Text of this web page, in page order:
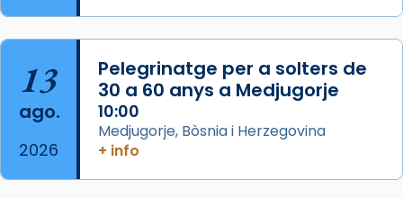
... Ver más
View on Facebook · Share
13
ago.
2026
Pelegrinatge per a solters de
30 a 60 anys a Medjugorje
10:00
Medjugorje, Bòsnia i Herzegovina
+ info